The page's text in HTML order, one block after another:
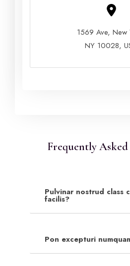
1569 Ave, New
NY 10028,
Frequently
Pulvinar nostrud class
facilis?
Pon excepturi